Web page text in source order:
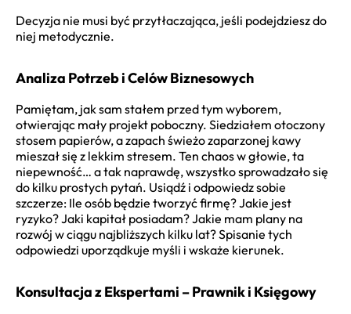
Decyzja nie musi być przytłaczająca, jeśli podejdziesz do
niej metodycznie.
Analiza Potrzeb i Celów Biznesowych
Pamiętam, jak sam stałem przed tym wyborem,
otwierając mały projekt poboczny. Siedziałem otoczony
stosem papierów, a zapach świeżo zaparzonej kawy
mieszał się z lekkim stresem. Ten chaos w głowie, ta
niepewność… a tak naprawdę, wszystko sprowadzało się
do kilku prostych pytań. Usiądź i odpowiedz sobie
szczerze: Ile osób będzie tworzyć firmę? Jakie jest
ryzyko? Jaki kapitał posiadam? Jakie mam plany na
rozwój w ciągu najbliższych kilku lat? Spisanie tych
odpowiedzi uporządkuje myśli i wskaże kierunek.
Konsultacja z Ekspertami – Prawnik i Księgowy